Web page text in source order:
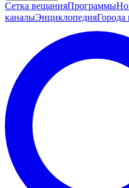
Сетка вещанияПрограммы
каналыЭнциклопедияГорода